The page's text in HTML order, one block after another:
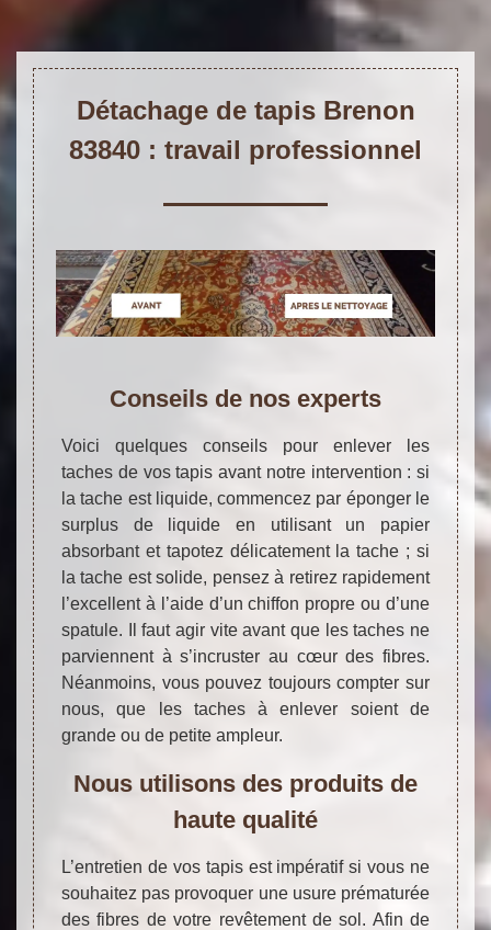
Détachage de tapis Brenon
83840 : travail professionnel
Conseils de nos experts
Voici quelques conseils pour enlever les
taches de vos tapis avant notre intervention : si
la tache est liquide, commencez par éponger le
surplus de liquide en utilisant un papier
absorbant et tapotez délicatement la tache ; si
la tache est solide, pensez à retirez rapidement
l’excellent à l’aide d’un chiffon propre ou d’une
spatule. Il faut agir vite avant que les taches ne
parviennent à s’incruster au cœur des fibres.
Néanmoins, vous pouvez toujours compter sur
nous, que les taches à enlever soient de
grande ou de petite ampleur.
Nous utilisons des produits de
haute qualité
L’entretien de vos tapis est impératif si vous ne
souhaitez pas provoquer une usure prématurée
des fibres de votre revêtement de sol. Afin de